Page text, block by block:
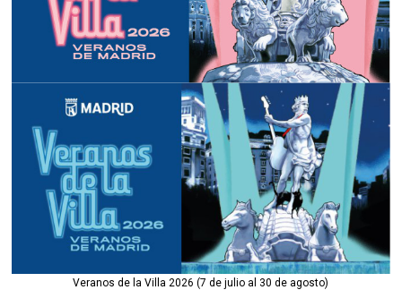
Veranos de la Villa 2026 (7 de julio al 30 de agosto)